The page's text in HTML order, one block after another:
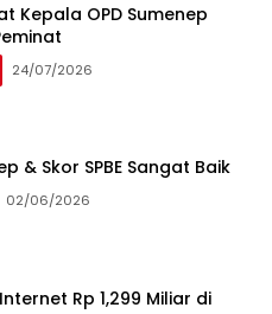
Kepala OPD Sumenep
24/07/2026
& Skor SPBE Sangat Baik
02/06/2026
Rp 1,299 Miliar di